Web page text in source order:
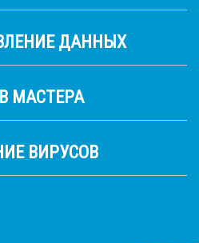
ДАННЫХ
МАСТЕРА
ВИРУСОВ